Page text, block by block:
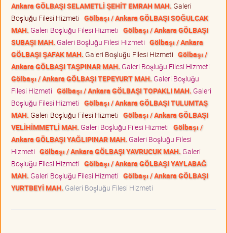
Ankara GÖLBAŞI SELAMETLİ ŞEHİT EMRAH MAH. Galeri
Boşluğu Filesi Hizmeti Gölbaşı / Ankara GÖLBAŞI SOĞULCAK
MAH. Galeri Boşluğu Filesi Hizmeti Gölbaşı / Ankara GÖLBAŞI
SUBAŞI MAH. Galeri Boşluğu Filesi Hizmeti Gölbaşı / Ankara
GÖLBAŞI ŞAFAK MAH. Galeri Boşluğu Filesi Hizmeti Gölbaşı /
Ankara GÖLBAŞI TAŞPINAR MAH. Galeri Boşluğu Filesi Hizmeti
Gölbaşı / Ankara GÖLBAŞI TEPEYURT MAH. Galeri Boşluğu
Filesi Hizmeti Gölbaşı / Ankara GÖLBAŞI TOPAKLI MAH. Galeri
Boşluğu Filesi Hizmeti Gölbaşı / Ankara GÖLBAŞI TULUMTAŞ
MAH. Galeri Boşluğu Filesi Hizmeti Gölbaşı / Ankara GÖLBAŞI
VELİHİMMETLİ MAH. Galeri Boşluğu Filesi Hizmeti Gölbaşı /
Ankara GÖLBAŞI YAĞLIPINAR MAH. Galeri Boşluğu Filesi
Hizmeti Gölbaşı / Ankara GÖLBAŞI YAVRUCUK MAH. Galeri
Boşluğu Filesi Hizmeti Gölbaşı / Ankara GÖLBAŞI YAYLABAĞ
MAH. Galeri Boşluğu Filesi Hizmeti Gölbaşı / Ankara GÖLBAŞI
YURTBEYİ MAH. Galeri Boşluğu Filesi Hizmeti